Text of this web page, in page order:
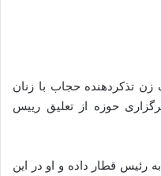
تذکر‌دهنده حجاب با زنان
حوزه از تعلیق رییس
رئیس قطار داده و او در این